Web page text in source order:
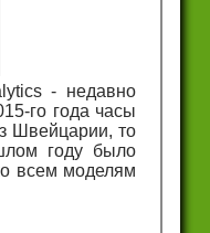
- недавно
го года часы
Швейцарии, то
году было
всем моделям